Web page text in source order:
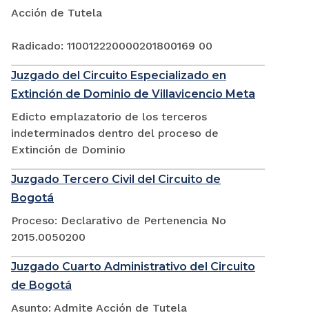
Acción de Tutela
Radicado: 110012220000201800169 00
Juzgado del Circuito Especializado en
Extinción de Dominio de Villavicencio Meta
Edicto emplazatorio de los terceros
indeterminados dentro del proceso de
Extinción de Dominio
Juzgado Tercero Civil del Circuito de
Bogotá
Proceso: Declarativo de Pertenencia No
2015.0050200
Juzgado Cuarto Administrativo del Circuito
de Bogotá
Asunto: Admite Acción de Tutela